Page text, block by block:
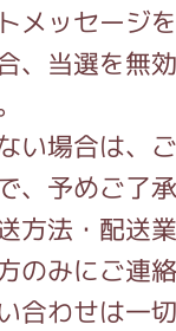
メッセージ
、当選を無
い場合は、
、予めご了
方法・配送
のみにご連
合わせは一